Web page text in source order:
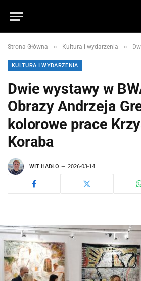
Strona Główna » Kultura i wydarzenia » Dwie
KULTURA I WYDARZENIA
Dwie wystawy w
Obrazy Andrzeja
kolorowe prace
Koraba
WIT HADŁO 2026-03-14